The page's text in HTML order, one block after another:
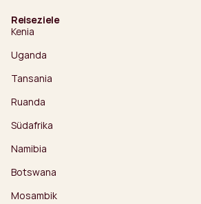
Reiseziele
Kenia
Uganda
Tansania
Ruanda
Südafrika
Namibia
Botswana
Mosambik